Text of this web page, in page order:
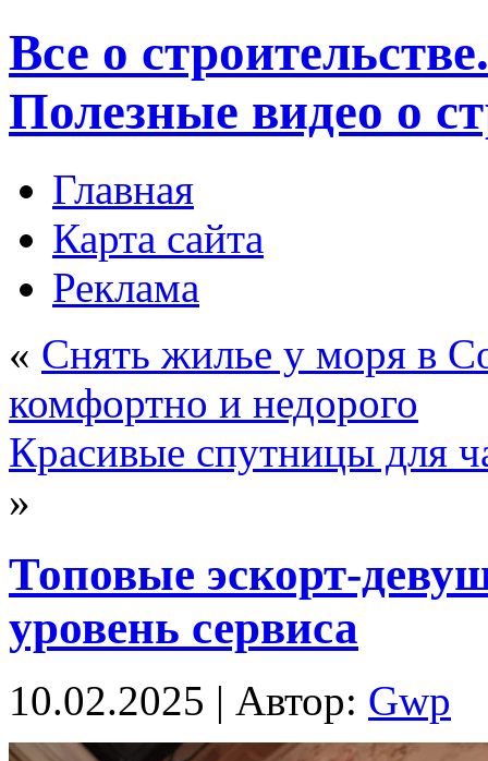
Все о
Полезные видео о
Главная
Карта сайта
Реклама
« Снять жилье у моря в
комфортно и недорого
Красивые спутницы для
»
Топовые эскорт-
уровень сервиса
10.02.2025 | Автор: Gwp